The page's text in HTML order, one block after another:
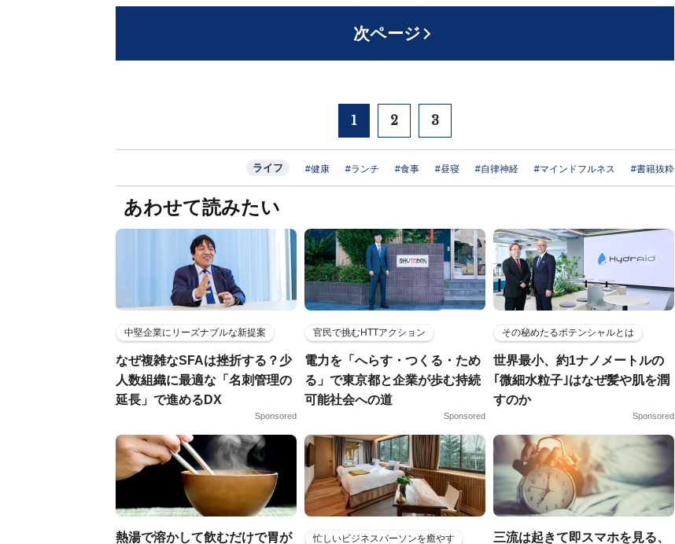
次ページ
1 2 3
ライフ #健康 #ランチ #食事 #昼寝 #自律神経 #マインドフルネス #書籍抜粋
あわせて読みたい
中堅企業にリーズナブルな新提案
なぜ複雑なSFAは挫折する？少
人数組織に最適な「名刺管理の
延長」で進めるDX
Sponsored
官民で挑むHTTアクション
電力を「へらす・つくる・ため
る」で東京都と企業が歩む持続
可能社会への道
Sponsored
その秘めたるポテンシャルとは
世界最小、約1ナノメートルの
｢微細水粒子｣はなぜ髪や肌を潤
すのか
Sponsored
熱湯で溶かして飲むだけで胃が 忙しいビジネスパーソンを癒やす 三流は起きて即スマホを見る、